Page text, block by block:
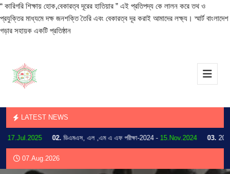
“ কারিগরি শিক্ষায় হোক,বেকারত্ব দূরের হাতিয়ার ” এই প্রতিপদ্য কে লালন করে তথ ও
প্রযুক্তির মাধ্যমে দক্ষ জনশক্তি তৈরি এবং বেকারত্ব দূর করাই আমাদের লক্ষ্য। স্মার্ট বাংলাদেশ
গড়ার সহায়ক একটি প্রতিষ্ঠান
LATEST NEWS
02. ডিএমএস, এল ,এম এ এফ পরীক্ষা-2024 -15.Nov.2024 03. 2024
07.Aug.2026